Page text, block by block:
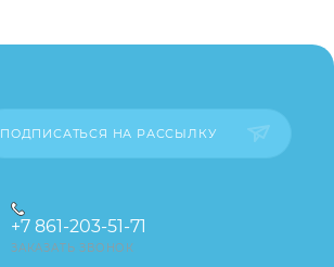
ПОДПИСАТЬСЯ НА РАССЫЛКУ
+7 861-203-51-71
ЗАКАЗАТЬ ЗВОНОК